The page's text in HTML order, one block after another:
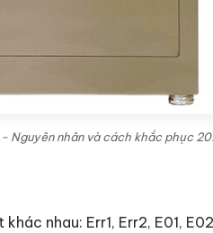
Nguyên nhân và cách khắc phục
nhau: Err1, Err2, E01,